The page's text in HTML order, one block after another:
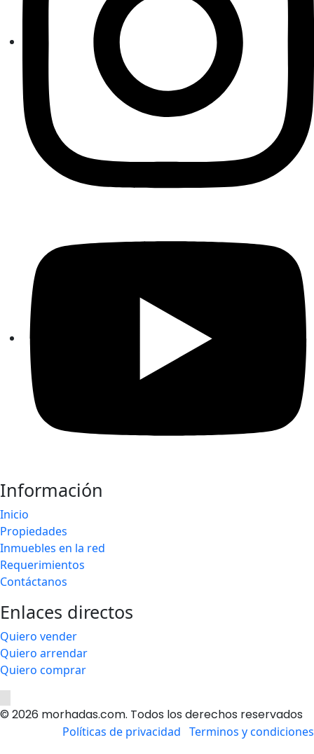
Información
Inicio
Propiedades
Inmuebles en la red
Requerimientos
Contáctanos
Enlaces directos
Quiero vender
Quiero arrendar
Quiero comprar
© 2026 morhadas.com. Todos los derechos reservados
Políticas de privacidad Terminos y condiciones